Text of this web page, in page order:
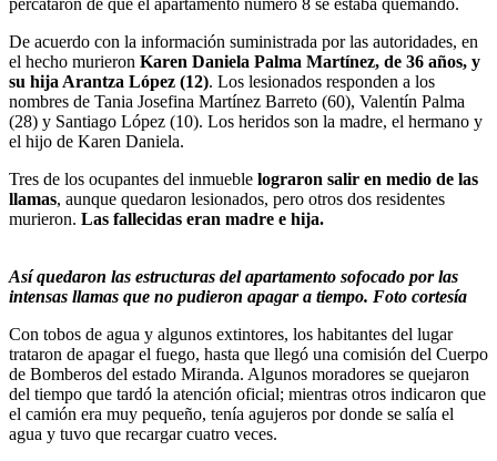
percataron de que el apartamento número 8 se estaba quemando.
De acuerdo con la información suministrada por las autoridades, en
el hecho murieron Karen Daniela Palma Martínez, de 36 años, y
su hija Arantza López (12). Los lesionados responden a los
nombres de Tania Josefina Martínez Barreto (60), Valentín Palma
(28) y Santiago López (10). Los heridos son la madre, el hermano y
el hijo de Karen Daniela.
Tres de los ocupantes del inmueble lograron salir en medio de las
llamas, aunque quedaron lesionados, pero otros dos residentes
murieron. Las fallecidas eran madre e hija.
Así quedaron las estructuras del apartamento sofocado por las
intensas llamas que no pudieron apagar a tiempo. Foto cortesía
Con tobos de agua y algunos extintores, los habitantes del lugar
trataron de apagar el fuego, hasta que llegó una comisión del Cuerpo
de Bomberos del estado Miranda. Algunos moradores se quejaron
del tiempo que tardó la atención oficial; mientras otros indicaron que
el camión era muy pequeño, tenía agujeros por donde se salía el
agua y tuvo que recargar cuatro veces.